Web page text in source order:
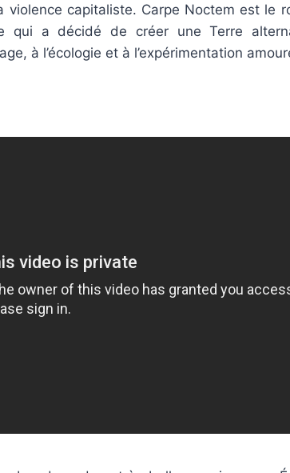
violence capitaliste. Carpe Noctem est le
qui a décidé de créer une Terre
à l’écologie et à l’expérimentation